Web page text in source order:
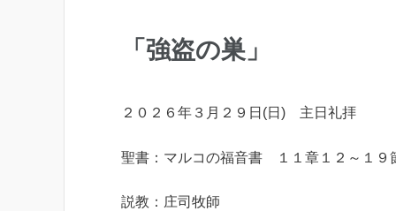
「強盗の巣」
２０２６年３月２９日(日) 主日礼拝
聖書：マルコの福音書 １１章１２～１９
説教：庄司牧師